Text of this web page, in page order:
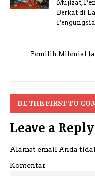
Mujizat,
Berkat di
Pemilih Milenial
BE THE FIRST TO
Leave a Reply
Alamat email Anda
Komentar